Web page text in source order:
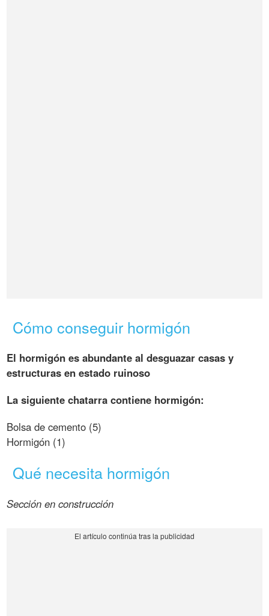
Cómo conseguir hormigón
El hormigón es abundante al desguazar casas y
estructuras en estado ruinoso
La siguiente chatarra contiene hormigón:
Bolsa de cemento (5)
Hormigón (1)
Qué necesita hormigón
Sección en construcción